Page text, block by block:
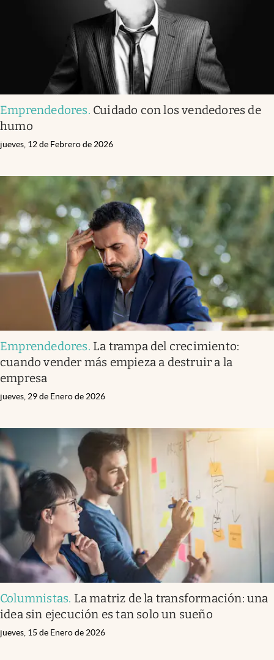
Emprendedores. Cuidado con los vendedores de
humo
jueves, 12 de Febrero de 2026
Emprendedores. La trampa del crecimiento:
cuando vender más empieza a destruir a la
empresa
jueves, 29 de Enero de 2026
Columnistas. La matriz de la transformación: una
idea sin ejecución es tan solo un sueño
jueves, 15 de Enero de 2026